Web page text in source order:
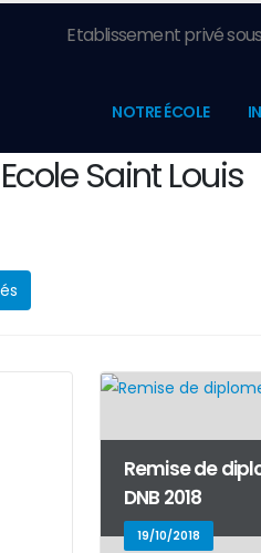
Etablissement privé
NOTRE ÉCOLE
Saint Louis
Remise de
DNB 2018
19/10/2018